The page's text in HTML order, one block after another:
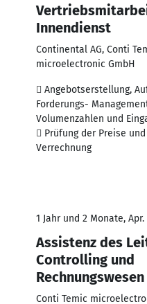
Innendienst
Continental AG, Conti
microelectronic GmbH
 Angebotserstellung,
Forderungs-
Volumenzahlen und
 Prüfung der Preise
Verrechnung
1 Jahr und 2 Monate,
Assistenz des
Controlling und
Rechnungswesen
Conti Temic